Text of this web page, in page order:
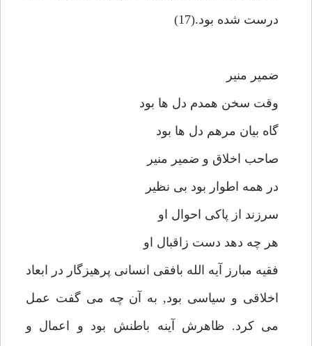
درست شده بود.(17)
ضمير منير
وقت سخن همدم دل ها بود
گاه بيان مرهم دل ها بود
صاحب اخلاق و ضمير منير
در همه اطوار بود بى نظير
سرزند از پاكى احوال او
هر چه دهد دست زاقبال او
فقيه مبارز آيه الله بافقى انسانى پرهيزگار در ابعاد
اخلاقى و سياسى بود, به آن چه مى گفت عمل
مى كرد. ظاهرش آينه باطنش بود و اعمال و